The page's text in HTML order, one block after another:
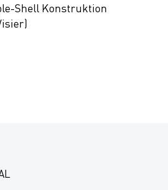
Shell Konstruktion